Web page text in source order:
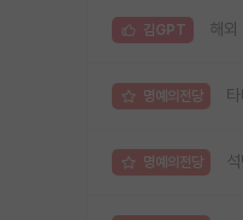
김GPT 해외
명예의전당
명예의전당